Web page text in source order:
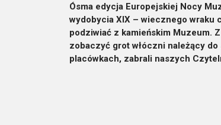
Ósma edycja Europejskiej Nocy
wydobycia XIX – wiecznego wraku
podziwiać z kamieńskim Muzeum.
zobaczyć grot włóczni należący
placówkach, zabrali naszych